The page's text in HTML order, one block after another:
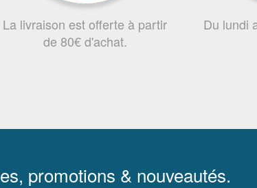
La livraison est offerte à partir
de 80€ d'achat.
Du lundi
promotions & nouveautés.